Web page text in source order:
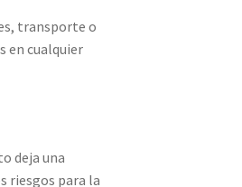
transporte o
en cualquier
deja una
riesgos para la